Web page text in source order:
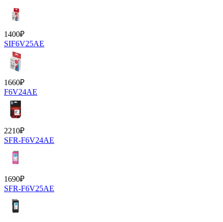
1400₽
SIF6V25AE
1660₽
F6V24AE
2210₽
SFR-F6V24AE
1690₽
SFR-F6V25AE